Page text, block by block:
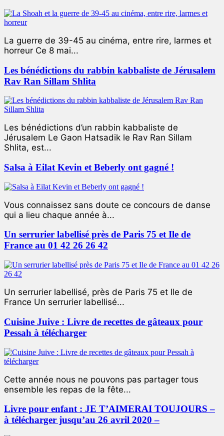
La guerre de 39-45 au cinéma, entre rire, larmes et
horreur Ce 8 mai...
Les bénédictions du rabbin kabbaliste de Jérusalem
Rav Ran Sillam Shlita
Les bénédictions d’un rabbin kabbaliste de
Jérusalem Le Gaon Hatsadik le Rav Ran Sillam
Shlita, est...
Salsa à Eilat Kevin et Beberly ont gagné !
Vous connaissez sans doute ce concours de danse
qui a lieu chaque année à...
Un serrurier labellisé près de Paris 75 et Ile de
France au 01 42 26 26 42
Un serrurier labellisé, près de Paris 75 et Ile de
France Un serrurier labellisé...
Cuisine Juive : Livre de recettes de gâteaux pour
Pessah à télécharger
Cette année nous ne pouvons pas partager tous
ensemble les repas de la fête...
Livre pour enfant : JE T’AIMERAI TOUJOURS –
à télécharger jusqu’au 26 avril 2020 –